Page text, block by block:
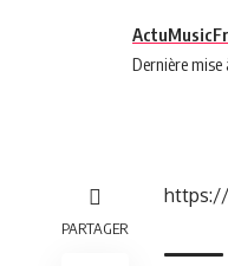
Dernière
PARTAGER